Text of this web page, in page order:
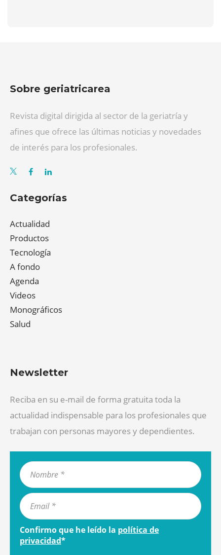
Sobre geriatricarea
Revista digital dirigida al sector de la geriatría y
afines que ofrece las últimas noticias y novedades
de interés para los profesionales.
Categorías
Actualidad
Productos
Tecnología
A fondo
Agenda
Videos
Monográficos
Salud
Newsletter
Reciba en su e-mail de forma gratuita toda la
actualidad indispensable para los profesionales que
trabajan con personas mayores y dependientes.
Confirmo que he leído la política de
privacidad*